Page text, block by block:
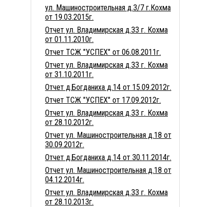
ул. Машиностроительная д.3/7 г.Кохма
от 19.03.2015г.
Отчет ул. Владимирская д.33 г. Кохма
от 01.11.2010г.
Отчет ТСЖ "УСПЕХ" от 06.08.2011г.
Отчет ул. Владимирская д.33 г. Кохма
от 31.10.2011г.
Отчет д.Богданиха д.14 от 15.09.2012г.
Отчет ТСЖ "УСПЕХ" от 17.09.2012г.
Отчет ул. Владимирская д.33 г. Кохма
от 28.10.2012г.
Отчет ул. Машиностроительная д.18 от
30.09.2012г.
Отчет д.Богданиха д.14 от 30.11.2014г.
Отчет ул. Машиностроительная д.18 от
04.12.2014г.
Отчет ул. Владимирская д.33 г. Кохма
от 28.10.2013г.